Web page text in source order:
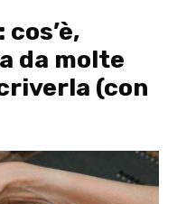
da molte
(con